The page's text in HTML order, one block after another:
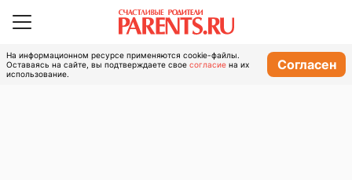
На информационном ресурсе применяются cookie-файлы.
Оставаясь на сайте, вы подтверждаете свое согласие на их
использование.
Согласен